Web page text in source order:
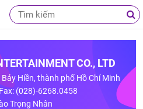
CO., LTD
Hiền, thành phố Hồ Chí Minh
(028)-6268.0458
Trọng Nhân